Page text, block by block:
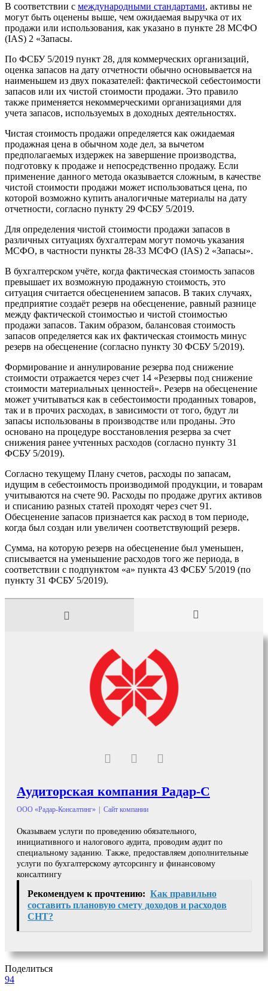
В соответствии с международными стандартами, активы не
могут быть оценены выше, чем ожидаемая выручка от их
продажи или использования, как указано в пункте 28 МСФО
(IAS) 2 «Запасы.
По ФСБУ 5/2019 пункт 28, для коммерческих организаций,
оценка запасов на дату отчетности обычно основывается на
наименьшем из двух показателей: фактической себестоимости
запасов или их чистой стоимости продажи. Это правило
также применяется некоммерческими организациями для
учета запасов, используемых в доходных деятельностях.
Чистая стоимость продажи определяется как ожидаемая
продажная цена в обычном ходе дел, за вычетом
предполагаемых издержек на завершение производства,
подготовку к продаже и непосредственно продажу. Если
применение данного метода оказывается сложным, в качестве
чистой стоимости продажи может использоваться цена, по
которой возможно купить аналогичные материалы на дату
отчетности, согласно пункту 29 ФСБУ 5/2019.
Для определения чистой стоимости продажи запасов в
различных ситуациях бухгалтерам могут помочь указания
МСФО, в частности пункты 28-33 МСФО (IAS) 2 «Запасы».
В бухгалтерском учёте, когда фактическая стоимость запасов
превышает их возможную продажную стоимость, это
ситуация считается обесценением запасов. В таких случаях,
предприятие создаёт резерв на обесценение, равный разнице
между фактической стоимостью и чистой стоимостью
продажи запасов. Таким образом, балансовая стоимость
запасов определяется как их фактическая стоимость минус
резерв на обесценение (согласно пункту 30 ФСБУ 5/2019).
Формирование и аннулирование резерва под снижение
стоимости отражается через счет 14 «Резервы под снижение
стоимости материальных ценностей». Резерв на обесценение
может учитываться как в себестоимости проданных товаров,
так и в прочих расходах, в зависимости от того, будут ли
запасы использованы в производстве или проданы. Это
основано на процедуре восстановления резерва за счет
снижения ранее учтенных расходов (согласно пункту 31
ФСБУ 5/2019).
Согласно текущему Плану счетов, расходы по запасам,
идущим в себестоимость производимой продукции, и товарам
учитываются на счете 90. Расходы по продаже других активов
и списанию разных статей проходят через счет 91.
Обесценение запасов признается как расход в том периоде,
когда был создан или увеличен соответствующий резерв.
Сумма, на которую резерв на обесценение был уменьшен,
списывается на уменьшение расходов того же периода, в
соответствии с подпунктом «а» пункта 43 ФСБУ 5/2019 (по
пункту 31 ФСБУ 5/2019).
Аудиторская компания Радар-С
ООО «Радар-Консалтинг» | Сайт компании
Оказываем услуги по проведению обязательного,
инициативного и налогового аудита, проводим аудит по
специальному заданию. Также, предоставляем дополнительные
услуги по бухгалтерскому аутсорсингу и финансовому
консалтингу
Рекомендуем к прочтению: Как правильно
составить плановую смету доходов и расходов
СНТ?
Поделиться
94